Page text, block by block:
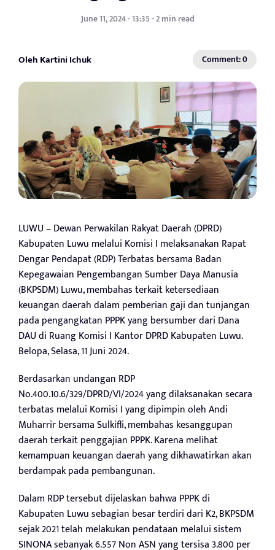
June 11, 2024 - 13:35 - 2 min read
Oleh Kartini Ichuk Comment: 0
LUWU – Dewan Perwakilan Rakyat Daerah (DPRD)
Kabupaten Luwu melalui Komisi I melaksanakan Rapat
Dengar Pendapat (RDP) Terbatas bersama Badan
Kepegawaian Pengembangan Sumber Daya Manusia
(BKPSDM) Luwu, membahas terkait ketersediaan
keuangan daerah dalam pemberian gaji dan tunjangan
pada pengangkatan PPPK yang bersumber dari Dana
DAU di Ruang Komisi I Kantor DPRD Kabupaten Luwu.
Belopa, Selasa, 11 Juni 2024.
Berdasarkan undangan RDP
No.400.10.6/329/DPRD/VI/2024 yang dilaksanakan secara
terbatas melalui Komisi I yang dipimpin oleh Andi
Muharrir bersama Sulkifli, membahas kesanggupan
daerah terkait penggajian PPPK. Karena melihat
kemampuan keuangan daerah yang dikhawatirkan akan
berdampak pada pembangunan.
Dalam RDP tersebut dijelaskan bahwa PPPK di
Kabupaten Luwu sebagian besar terdiri dari K2, BKPSDM
sejak 2021 telah melakukan pendataan melalui sistem
SINONA sebanyak 6.557 Non ASN yang tersisa 3.800 per